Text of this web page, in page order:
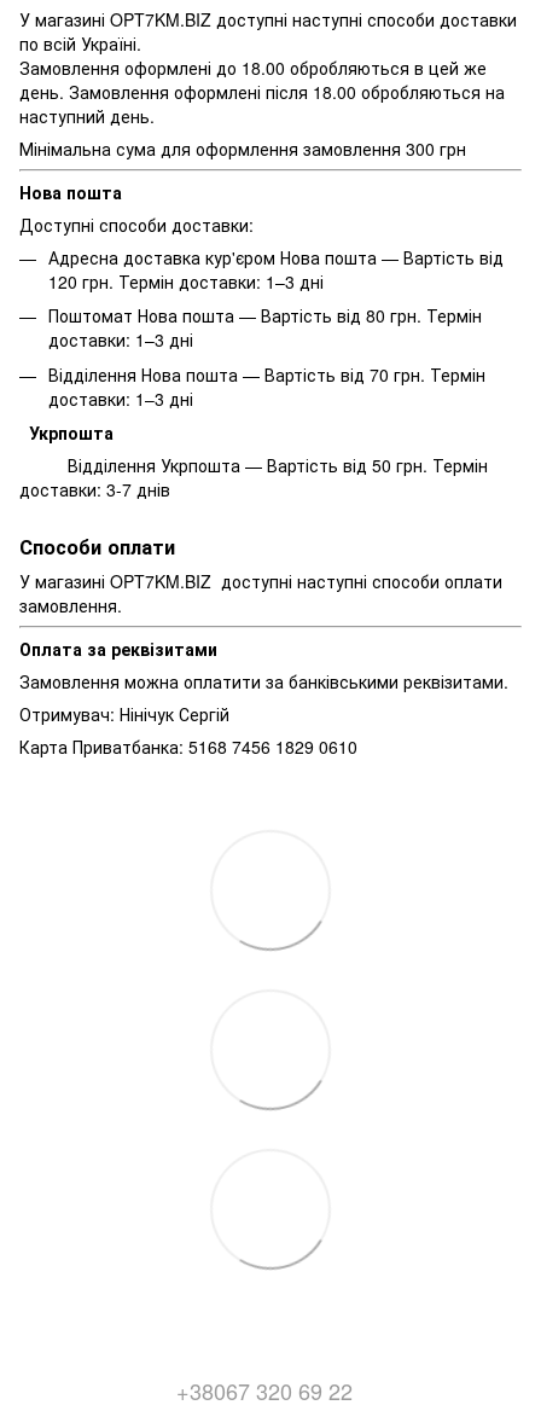
У магазині OPT7KM.BIZ доступні наступні способи доставки
по всій Україні.
Замовлення оформлені до 18.00 обробляються в цей же
день. Замовлення оформлені після 18.00 обробляються на
наступний день.
Мінімальна сума для оформлення замовлення 300 грн
Нова пошта
Доступні способи доставки:
Адресна доставка кур'єром Нова пошта — Вартість від
120 грн. Термін доставки: 1–3 дні
Поштомат Нова пошта — Вартість від 80 грн. Термін
доставки: 1–3 дні
Відділення Нова пошта — Вартість від 70 грн. Термін
доставки: 1–3 дні
Укрпошта
Відділення Укрпошта — Вартість від 50 грн. Термін
доставки: 3-7 днів
Способи оплати
У магазині OPT7KM.BIZ доступні наступні способи оплати
замовлення.
Оплата за реквізитами
Замовлення можна оплатити за банківськими реквізитами.
Отримувач: Нінічук Сергій
Карта Приватбанка: 5168 7456 1829 0610
+38067 320 69 22